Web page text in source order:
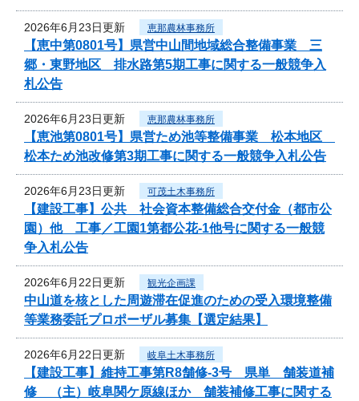
2026年6月23日更新 恵那農林事務所
【恵中第0801号】県営中山間地域総合整備事業 三
郷・東野地区 排水路第5期工事に関する一般競争入
札公告
2026年6月23日更新 恵那農林事務所
【恵池第0801号】県営ため池等整備事業 松本地区
松本ため池改修第3期工事に関する一般競争入札公告
2026年6月23日更新 可茂土木事務所
【建設工事】公共 社会資本整備総合交付金（都市公
園）他 工事／工園1第都公花-1他号に関する一般競
争入札公告
2026年6月22日更新 観光企画課
中山道を核とした周遊滞在促進のための受入環境整備
等業務委託プロポーザル募集【選定結果】
2026年6月22日更新 岐阜土木事務所
【建設工事】維持工事第R8舗修-3号 県単 舗装道補
修 （主）岐阜関ケ原線ほか 舗装補修工事に関する